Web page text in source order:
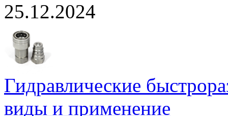
25.12.2024
Гидравлические
виды и применение